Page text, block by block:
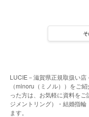
LUCIE－滋賀県正規取扱い
（minoru（ミノル））をご
った方は、お気軽に資料を
ジメントリング）・結婚指
ます。